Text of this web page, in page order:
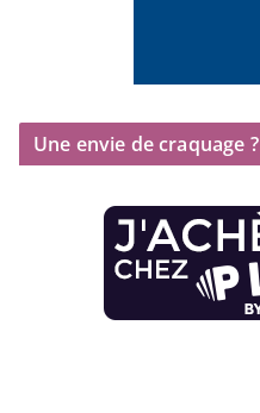
Une envie de craquage ?